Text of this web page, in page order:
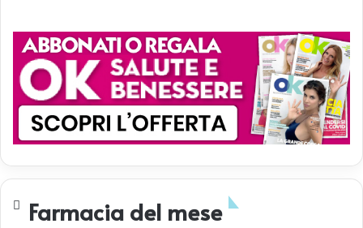
Farmacia del mese